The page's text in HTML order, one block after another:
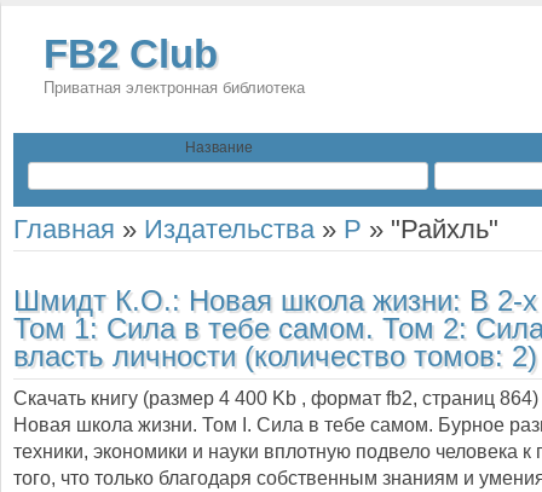
FB2 Club
Приватная электронная библиотека
Название
Главная » Издательства» Р » "Райхль"
Шмидт К.О.: Новая школа жизни: В 2-
Том 1: Сила в тебе самом. Том 2:
власть личности (количество томов: 2)
Скачать книгу (размер 4 400 Kb , формат fb2, страниц 864
Новая школа жизни. Том I. Сила в тебе самом. Бурное
техники, экономики и науки вплотную подвело человека
того, что только благодаря собственным знаниям и